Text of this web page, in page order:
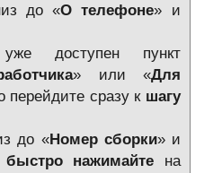
до «О телефоне» и
доступен пункт
» или «Для
перейдите сразу к шагу
до «Номер сборки» и
быстро нажимайте на